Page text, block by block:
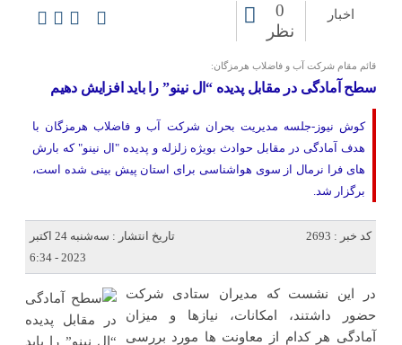
اخبار
0
نظر
قائم مقام شرکت آب و فاضلاب هرمزگان:
سطح آمادگی در مقابل پدیده “ال نینو” را باید افزایش دهیم
کوش نیوز-جلسه مدیریت بحران شرکت آب و فاضلاب هرمزگان با
هدف آمادگی در مقابل حوادث بویژه زلزله و پدیده "ال نینو" که بارش
های فرا نرمال از سوی هواشناسی برای استان پیش بینی شده است،
برگزار شد.
کد خبر : 2693
تاریخ انتشار : سه‌شنبه 24 اکتبر
2023 - 6:34
در این نشست که مدیران ستادی شرکت
حضور داشتند، امکانات، نیازها و میزان
آمادگی هر کدام از معاونت ها مورد بررسی